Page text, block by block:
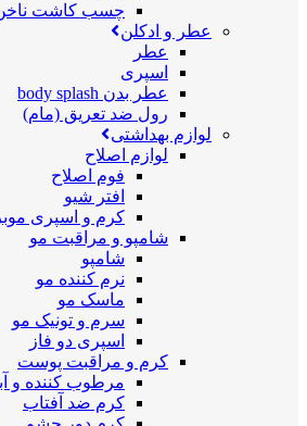
چسب کاشت
عطر و ادکلن
عطر
اسپری
عطر بدن body splash
رول ضد تعریق (مام)
لوازم بهداشتی
لوازم اصلاح
فوم اصلاح
افتر شیو
کرم و اسپری موبر
شامپو و مراقبت مو
شامپو
نرم کننده مو
ماسک مو
سرم و تونیک مو
اسپری دو فاز
کرم و مراقبت پوست
مرطوب کننده و
کرم ضد آفتاب